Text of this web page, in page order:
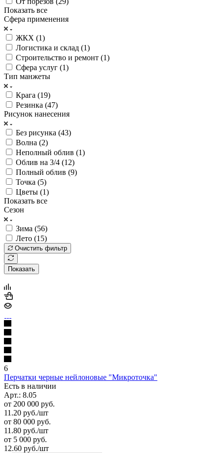
Показать все
Сфера применения
ЖКХ (1)
Логистика и склад (1)
Строительство и ремонт (1)
Сфера услуг (1)
Тип манжеты
Крага (19)
Резинка (47)
Рисунок нанесения
Без рисунка (43)
Волна (2)
Неполный облив (1)
Облив на 3/4 (12)
Полный облив (9)
Точка (5)
Цветы (1)
Показать все
Сезон
Зима (56)
Лето (15)
Очистить фильтр
Показать
6
Перчатки черные нейлоновые "Микроточка"
Есть в наличии
Арт.: 8.05
от 200 000 руб.
11.20 руб./шт
от 80 000 руб.
11.80 руб./шт
от 5 000 руб.
12.60 руб./шт